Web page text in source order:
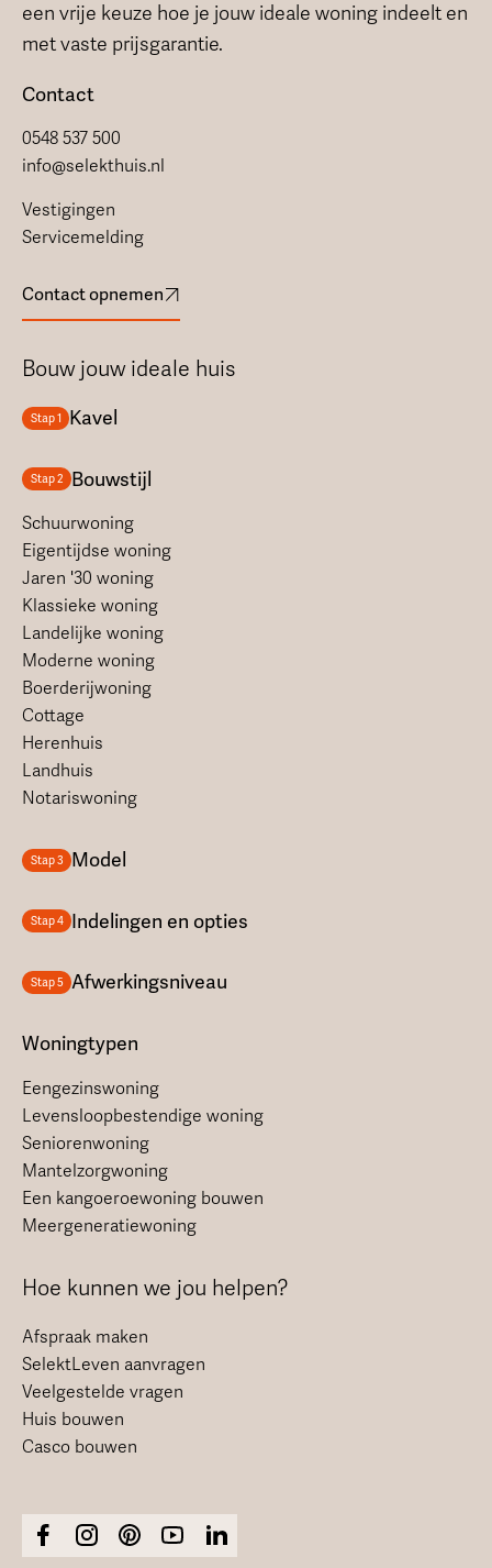
een vrije keuze hoe je jouw ideale woning indeelt en
met vaste prijsgarantie.
Contact
0548 537 500
info@selekthuis.nl
Vestigingen
Servicemelding
Contact opnemen
Bouw jouw ideale huis
Stap 1 Kavel
Stap 2 Bouwstijl
Schuurwoning
Eigentijdse woning
Jaren '30 woning
Klassieke woning
Landelijke woning
Moderne woning
Boerderijwoning
Cottage
Herenhuis
Landhuis
Notariswoning
Stap 3 Model
Stap 4 Indelingen en opties
Stap 5 Afwerkingsniveau
Woningtypen
Eengezinswoning
Levensloopbestendige woning
Seniorenwoning
Mantelzorgwoning
Een kangoeroewoning bouwen
Meergeneratiewoning
Hoe kunnen we jou helpen?
Afspraak maken
SelektLeven aanvragen
Veelgestelde vragen
Huis bouwen
Casco bouwen